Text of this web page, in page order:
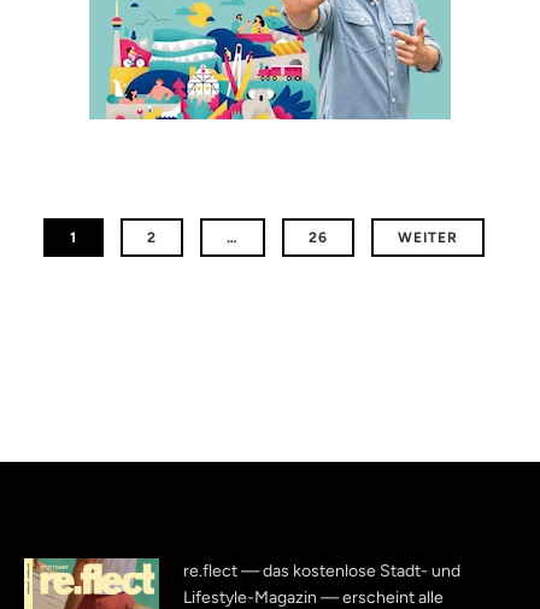
1 2 … 26 WEITER
re.flect — das kostenlose Stadt- und
Lifestyle-Magazin — erscheint alle